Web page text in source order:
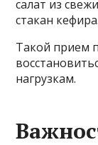
салат из
стакан кефира.
Такой прием
нагрузкам.